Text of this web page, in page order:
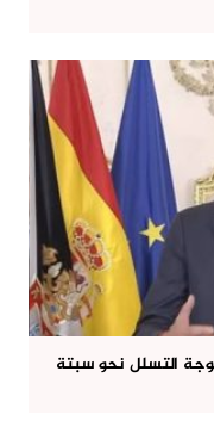
التسلل نحو سبتة